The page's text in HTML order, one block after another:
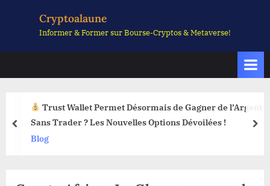
Cryptoalaune
Informer & Former sur Bourse-Cryptos & Metaverse!
Trust Wallet Permet Désormais de Gagner de l’Argent
Sans Trader ? Les Nouvelles Options Dévoilées !
Blog
prev